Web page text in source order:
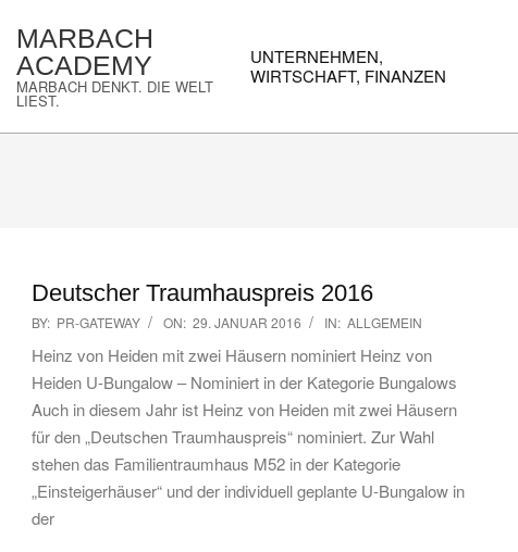
content
MARBACH
ACADEMY
MARBACH DENKT. DIE WELT
LIEST.
Navigation
UNTERNEHMEN,
WIRTSCHAFT, FINANZEN
Deutscher Traumhauspreis 2016
2016-
01-
29
BY: PR-GATEWAY ON: 29. JANUAR 2016 IN: ALLGEMEIN
Heinz von Heiden mit zwei Häusern nominiert Heinz von
Heiden U-Bungalow – Nominiert in der Kategorie Bungalows
Auch in diesem Jahr ist Heinz von Heiden mit zwei Häusern
für den „Deutschen Traumhauspreis“ nominiert. Zur Wahl
stehen das Familientraumhaus M52 in der Kategorie
„Einsteigerhäuser“ und der individuell geplante U-Bungalow in
der